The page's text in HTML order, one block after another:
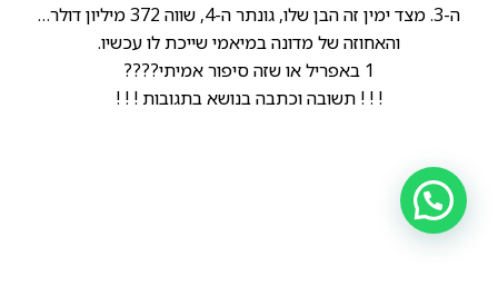
ה-3. מצד ימין זה הבן שלו, גונתר ה-4, שווה 372 מיליון דולר…
והאחוזה של מדונה במיאמי שייכת לו עכשיו.
1 באפריל או שזה סיפור אמיתי????
! ! ! תשובה וכתבה בנושא בתגובות ! ! !